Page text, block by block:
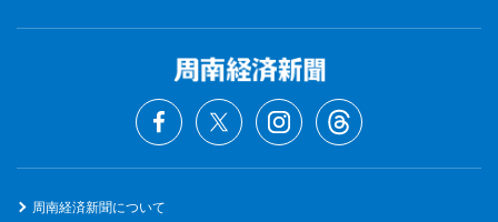
周南経済新聞について